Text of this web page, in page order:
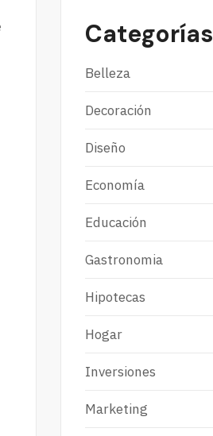
Categorías
Belleza
Decoración
Diseño
Economía
Educación
Gastronomia
Hipotecas
Hogar
Inversiones
Marketing